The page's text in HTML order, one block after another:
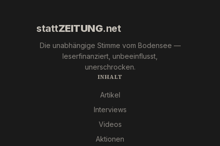
stattZEITUNG.net
Die unabhängige Stimme vom Bodensee —
leserfinanziert, unbeeinflusst,
unerschrocken.
INHALT
Artikel
Interviews
Videos
Aktionen